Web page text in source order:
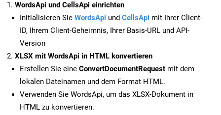
WordsApi und CellsApi einrichten
Initialisieren Sie WordsApi und CellsApi mit Ihrer Client-
ID, Ihrem Client-Geheimnis, Ihrer Basis-URL und API-
Version
XLSX mit WordsApi in HTML konvertieren
Erstellen Sie eine ConvertDocumentRequest mit dem
lokalen Dateinamen und dem Format HTML.
Verwenden Sie WordsApi, um das XLSX-Dokument in
HTML zu konvertieren.